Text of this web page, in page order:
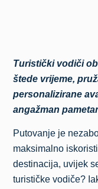
Turistički vodiči
štede vrijeme,
personalizirane
angažman
Putovanje je
maksimalno
destinacija, uvijek
turističke vodiče?